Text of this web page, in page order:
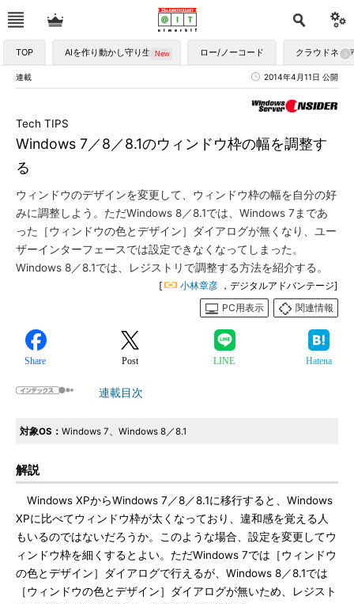
TOP AIを作り動かし守り生かす ロー/ノーコード クラウドネイ
連載 2014年4月11日 公開
Windows 7／8／8.1のウィンドウ枠の幅を調整す
る
Tech TIPS
ウィンドウのデザインを変更して、ウィンドウ枠の幅を自分の好
みに調整しよう。ただWindows 8／8.1では、Windows 7まであ
った［ウィンドウの色とデザイン］ダイアログが無くなり、ユー
ザーインターフェースでは設定できなくなってしまった。
Windows 8／8.1では、レジストリで調整する方法を紹介する。
[ 小林章彦 ，デジタルアドバンテージ]
PC用表示
関連情報
Share Post LINE Hatena
連載目次
対象OS： Windows 7、Windows 8／8.1
解説
Windows XPからWindows 7／8／8.1に移行すると、Windows
XPに比べてウィンドウ枠が太くなっており、違和感を覚える人
もいるのではないだろうか。このような場合、設定を変更してウ
ィンドウ枠を細くするとよい。ただWindows 7では［ウィンドウ
の色とデザイン］ダイアログで行えるが、Windows 8／8.1では
［ウィンドウの色とデザイン］ダイアログが無いため、レジスト